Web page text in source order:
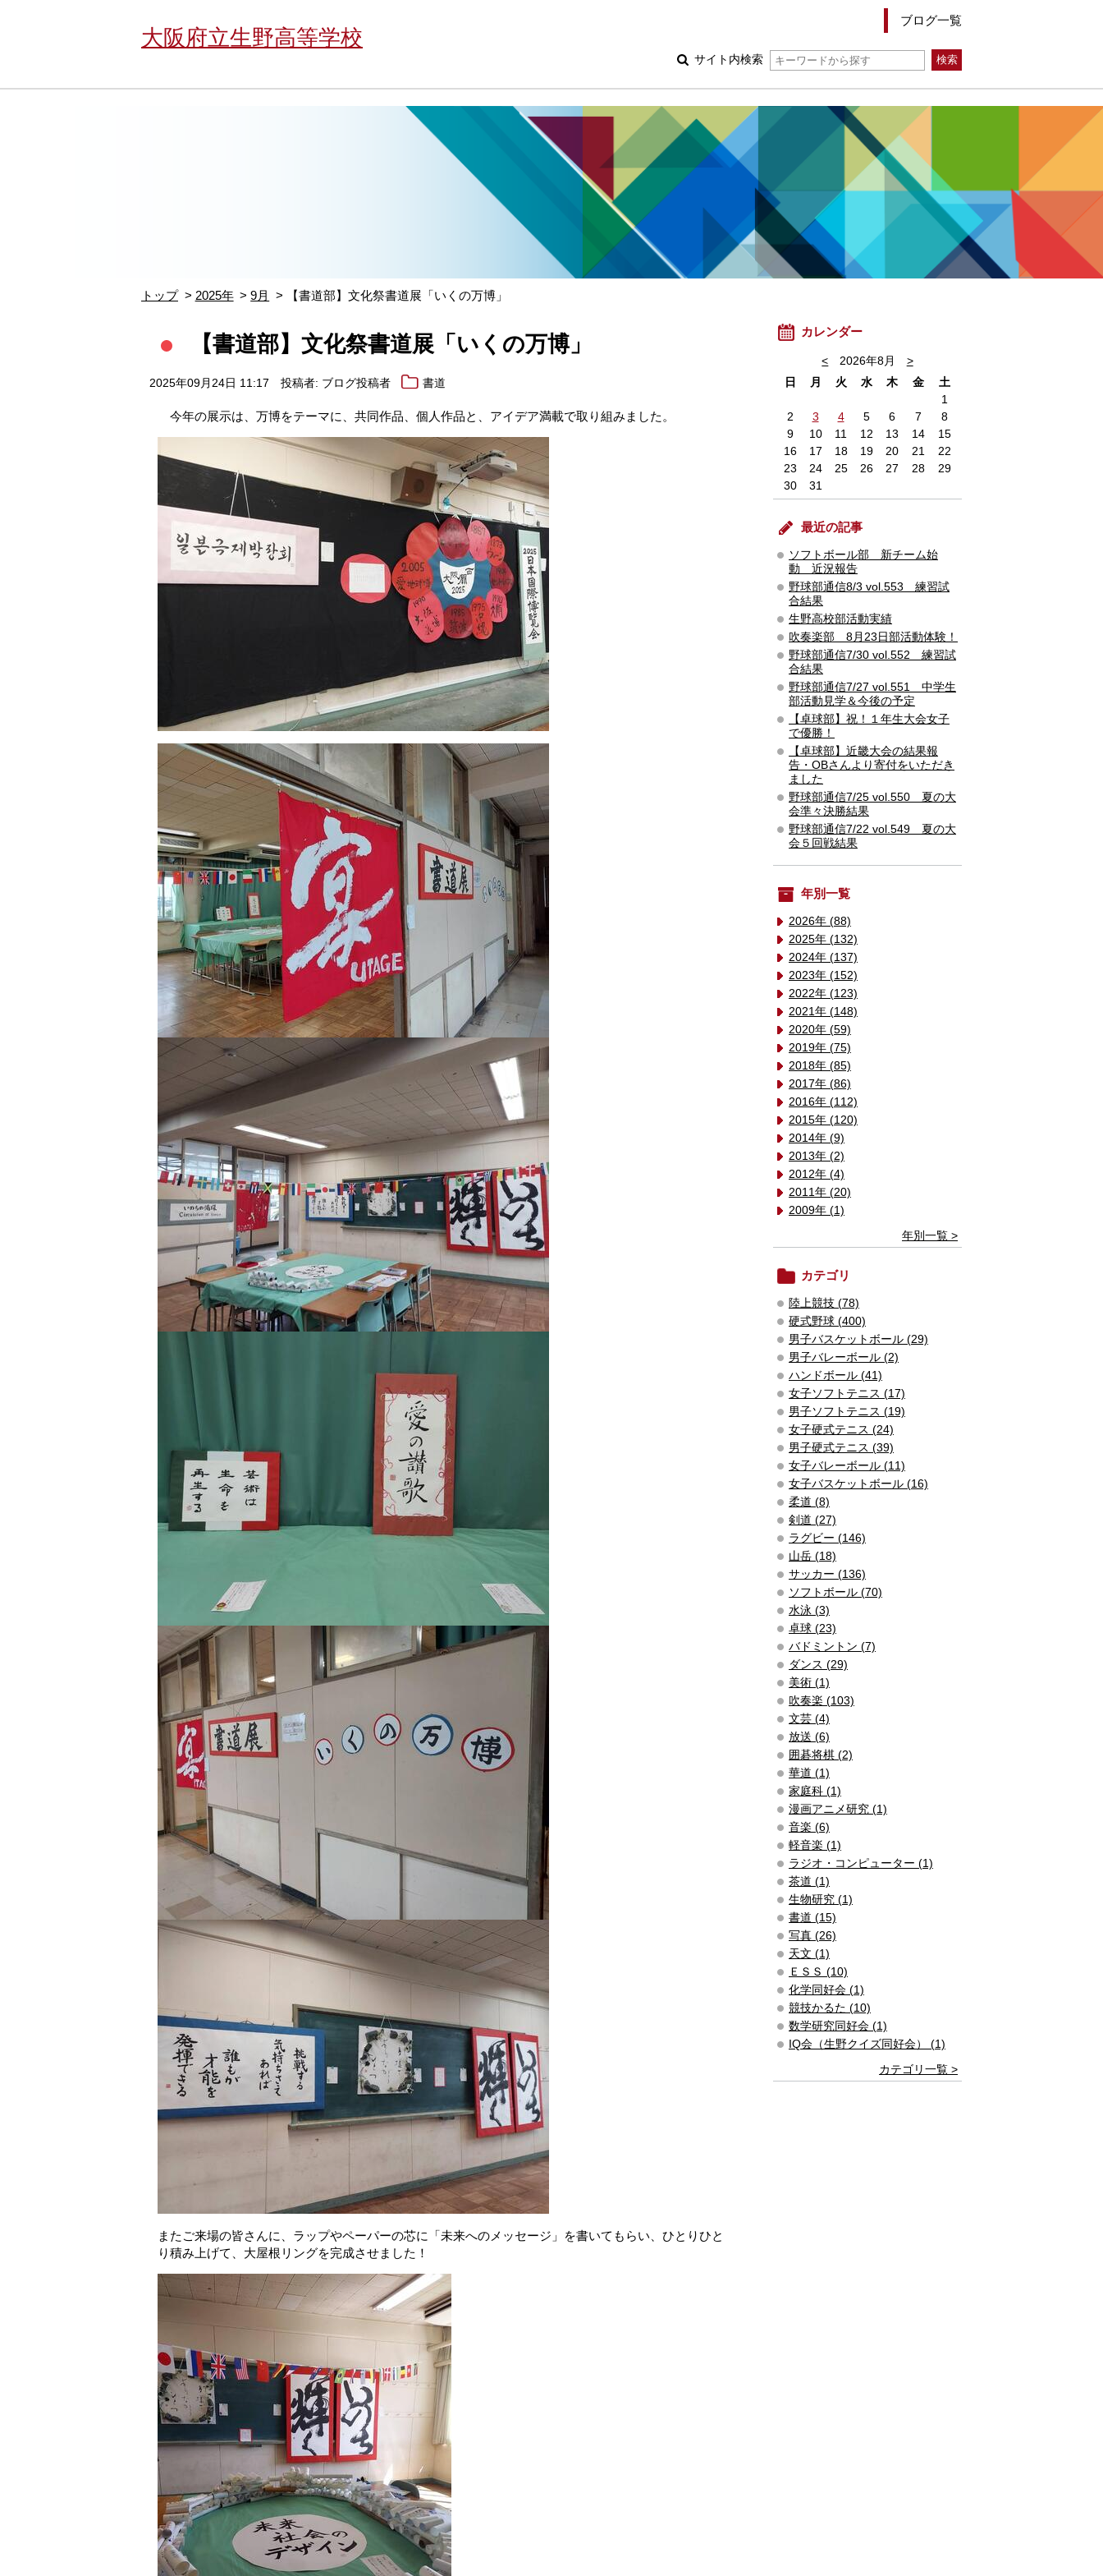
大阪府立生野高等学校
ブログ一覧
サイト内検索
トップ 2025年 9月 【書道部】文化祭書道展「いくの万博」
【書道部】文化祭書道展「いくの万博」
2025年09月24日 11:17 投稿者: ブログ投稿者 書道
今年の展示は、万博をテーマに、共同作品、個人作品と、アイデア満載で取り組みました。
またご来場の皆さんに、ラップやペーパーの芯に「未来へのメッセージ」を書いてもらい、ひとりひと
り積み上げて、大屋根リングを完成させました！
カレンダー
< 2026年8月
>
日
月 火 水 木 金
土
1
2
3 4 5 6 7
8
9
10 11 12 13 14
15
16
17 18 19 20 21
22
23
24 25 26 27 28
29
30
31
最近の記事
ソフトボール部 新チーム始
動 近況報告
野球部通信8/3 vol.553 練習試
合結果
生野高校部活動実績
吹奏楽部 8月23日部活動体験！
野球部通信7/30 vol.552 練習試
合結果
野球部通信7/27 vol.551 中学生
部活動見学＆今後の予定
【卓球部】祝！１年生大会女子
で優勝！
【卓球部】近畿大会の結果報
告・OBさんより寄付をいただき
ました
野球部通信7/25 vol.550 夏の大
会準々決勝結果
野球部通信7/22 vol.549 夏の大
会５回戦結果
年別一覧
2026年 (88)
2025年 (132)
2024年 (137)
2023年 (152)
2022年 (123)
2021年 (148)
2020年 (59)
2019年 (75)
2018年 (85)
2017年 (86)
2016年 (112)
2015年 (120)
2014年 (9)
2013年 (2)
2012年 (4)
2011年 (20)
2009年 (1)
年別一覧 >
カテゴリ
陸上競技 (78)
硬式野球 (400)
男子バスケットボール (29)
男子バレーボール (2)
ハンドボール (41)
女子ソフトテニス (17)
男子ソフトテニス (19)
女子硬式テニス (24)
男子硬式テニス (39)
女子バレーボール (11)
女子バスケットボール (16)
柔道 (8)
剣道 (27)
ラグビー (146)
山岳 (18)
サッカー (136)
ソフトボール (70)
水泳 (3)
卓球 (23)
バドミントン (7)
ダンス (29)
美術 (1)
吹奏楽 (103)
文芸 (4)
放送 (6)
囲碁将棋 (2)
華道 (1)
家庭科 (1)
漫画アニメ研究 (1)
音楽 (6)
軽音楽 (1)
ラジオ・コンピューター (1)
茶道 (1)
生物研究 (1)
書道 (15)
写真 (26)
天文 (1)
ＥＳＳ (10)
化学同好会 (1)
競技かるた (10)
数学研究同好会 (1)
IQ会（生野クイズ同好会） (1)
カテゴリ一覧 >